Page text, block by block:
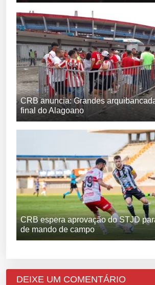
CRB anuncia: Grandes
final do Alagoano
CRB espera aprovação do STJD
de mando de campo
DEIXE UM COMENTÁRIO